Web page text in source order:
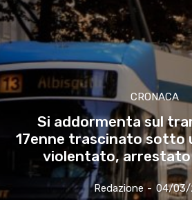
CRONACA
Si addormenta sul
17enne trascinato sotto
violentato, arrestato
Redazione - 04/03/